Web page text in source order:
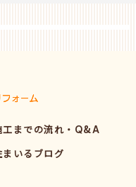
工までの流れ・Q&A
まいるブログ